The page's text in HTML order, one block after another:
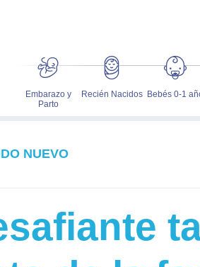
Embarazo y
Parto
Recién Nacidos Bebés 0-1
NUEVO